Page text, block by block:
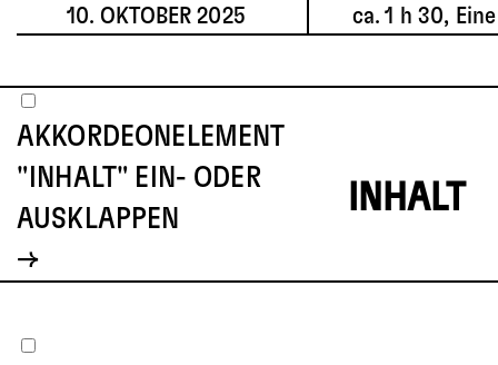
10. OKTOBER 2025
ca. 1 h 30,
INHALT
AKKORDEONELEMENT
"INHALT" EIN- ODER
AUSKLAPPEN